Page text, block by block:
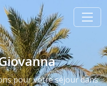
pour votre séjour dans